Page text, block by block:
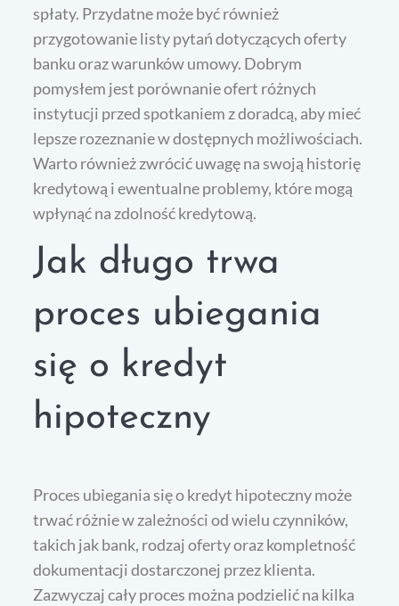
spłaty. Przydatne może być również
przygotowanie listy pytań dotyczących oferty
banku oraz warunków umowy. Dobrym
pomysłem jest porównanie ofert różnych
instytucji przed spotkaniem z doradcą, aby mieć
lepsze rozeznanie w dostępnych możliwościach.
Warto również zwrócić uwagę na swoją historię
kredytową i ewentualne problemy, które mogą
wpłynąć na zdolność kredytową.
Jak długo trwa
proces ubiegania
się o kredyt
hipoteczny
Proces ubiegania się o kredyt hipoteczny może
trwać różnie w zależności od wielu czynników,
takich jak bank, rodzaj oferty oraz kompletność
dokumentacji dostarczonej przez klienta.
Zazwyczaj cały proces można podzielić na kilka